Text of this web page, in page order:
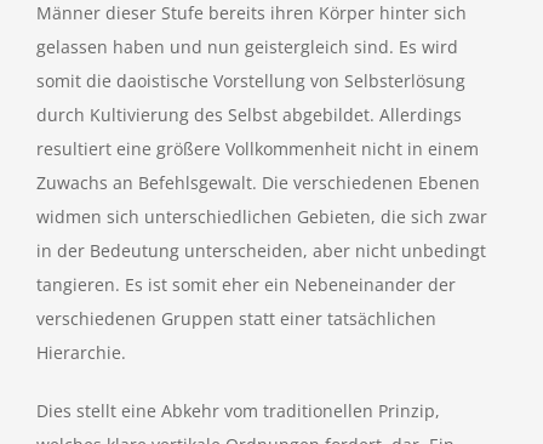
Männer dieser Stufe bereits ihren Körper hinter sich
gelassen haben und nun geistergleich sind. Es wird
somit die daoistische Vorstellung von Selbsterlösung
durch Kultivierung des Selbst abgebildet. Allerdings
resultiert eine größere Vollkommenheit nicht in einem
Zuwachs an Befehlsgewalt. Die verschiedenen Ebenen
widmen sich unterschiedlichen Gebieten, die sich zwar
in der Bedeutung unterscheiden, aber nicht unbedingt
tangieren. Es ist somit eher ein Nebeneinander der
verschiedenen Gruppen statt einer tatsächlichen
Hierarchie.
Dies stellt eine Abkehr vom traditionellen Prinzip,